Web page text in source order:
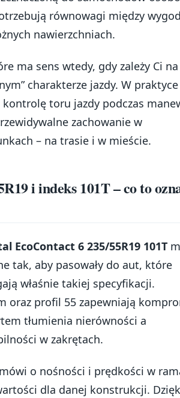
równowagi między
nawierzchniach.
ma sens wtedy, gdy zależy Ci na
charakterze jazdy. W praktyce
kontrolę toru jazdy podczas
zachowanie w
– na trasie i w mieście.
i indeks 101T – co to
EcoContact 6 235/55R19 101T
tak, aby pasowały do aut, które
właśnie takiej specyfikacji.
oraz profil 55 zapewniają
tłumienia nierówności a
w zakrętach.
o nośności i prędkości w
dla danej konstrukcji.